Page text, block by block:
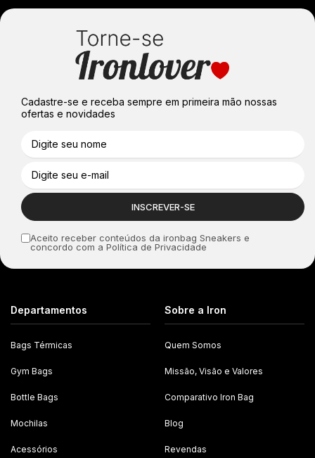
Cadastre-se e receba sempre em primeira mão nossas
ofertas e novidades
Aceito receber conteúdos da ironbag Sneakers e
concordo com a Política de Privacidade
Departamentos
Bags Térmicas
Gym Bags
Bottle Bags
Mochilas
Acessórios
Sobre a Iron
Quem Somos
Missão, Visão e Valores
Comparativo Iron Bag
Blog
Revendas